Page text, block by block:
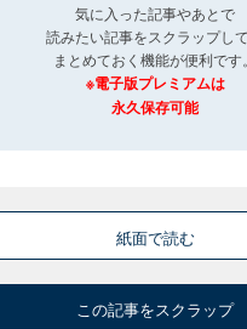
気に入った記事やあとで
読みたい記事をスクラップして
まとめておく機能が便利です。
※電子版プレミアムは
永久保存可能
紙面で読む
この記事をスクラップ